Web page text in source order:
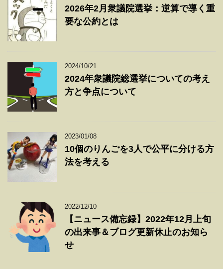
2026年2月衆議院選挙：逆算で導く重
要な公約とは
2024/10/21
2024年衆議院総選挙についての考え
方と争点について
2023/01/08
10個のりんごを3人で公平に分ける方
法を考える
2022/12/10
【ニュース備忘録】2022年12月上旬
の出来事＆ブログ更新休止のお知ら
せ